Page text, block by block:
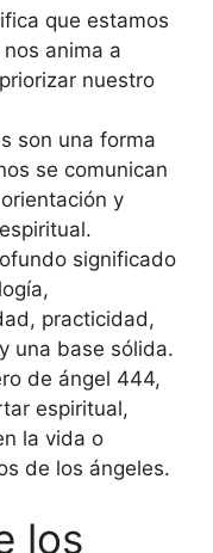
que estamos
anima a
nuestro
son una forma
se comunican
y
significado
practicidad,
una base sólida.
de ángel 444,
espiritual,
la vida o
de los ángeles.
los